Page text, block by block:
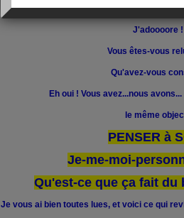
"implication" à en faire
J'adoooore
Vous êtes-vous
Qu'avez-vous
Eh oui ! Vous avez...nous
le même
PENSER à
Je-me-moi-
Qu'est-ce que ça fait du
Je vous ai bien toutes lues, et voici ce qui